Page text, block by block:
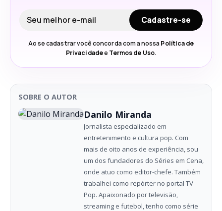
Seu e-mail
Cadastre-se
Ao se cadastrar você concorda com a nossa Política de
Privacidadee Termos de Uso.
SOBRE O AUTOR
Danilo Miranda
Jornalista especializado em
entretenimento e cultura pop. Com
mais de oito anos de experiência, sou
um dos fundadores do Séries em Cena,
onde atuo como editor-chefe. Também
trabalhei como repórter no portal TV
Pop. Apaixonado por televisão,
streaming e futebol, tenho como série